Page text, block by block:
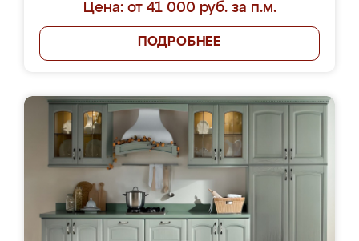
Цена: от 41 000 руб. за п.м.
ПОДРОБНЕЕ